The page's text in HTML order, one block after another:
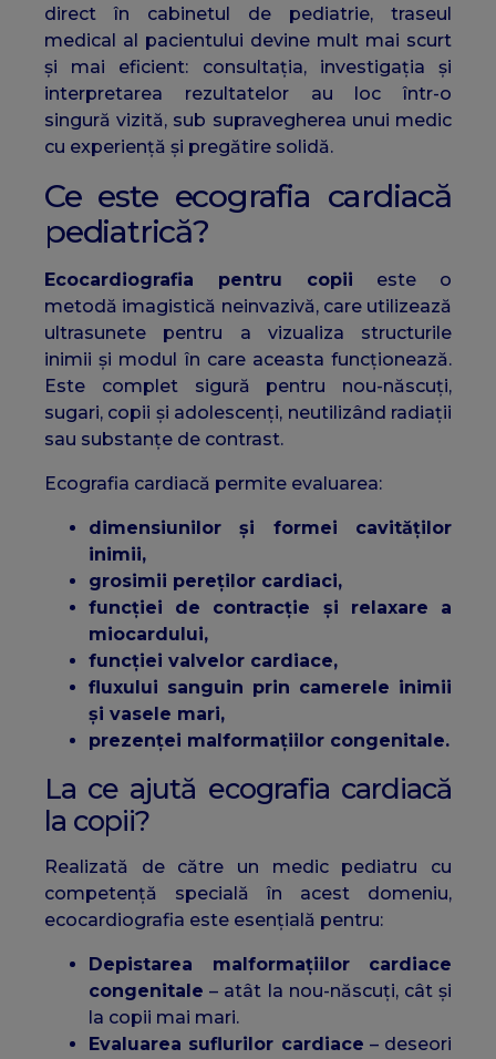
direct în cabinetul de pediatrie, traseul
medical al pacientului devine mult mai scurt
și mai eficient: consultația, investigația și
interpretarea rezultatelor au loc într-o
singură vizită, sub supravegherea unui medic
cu experiență și pregătire solidă.
Ce este ecografia cardiacă
pediatrică?
Ecocardiografia pentru copii este o
metodă imagistică neinvazivă, care utilizează
ultrasunete pentru a vizualiza structurile
inimii și modul în care aceasta funcționează.
Este complet sigură pentru nou-născuți,
sugari, copii și adolescenți, neutilizând radiații
sau substanțe de contrast.
Ecografia cardiacă permite evaluarea:
dimensiunilor și formei cavităților
inimii,
grosimii pereților cardiaci,
funcției de contracție și relaxare a
miocardului,
funcției valvelor cardiace,
fluxului sanguin prin camerele inimii
și vasele mari,
prezenței malformațiilor congenitale.
La ce ajută ecografia cardiacă
la copii?
Realizată de către un medic pediatru cu
competență specială în acest domeniu,
ecocardiografia este esențială pentru:
Depistarea malformațiilor cardiace
congenitale – atât la nou-născuți, cât și
la copii mai mari.
Evaluarea suflurilor cardiace – deseori